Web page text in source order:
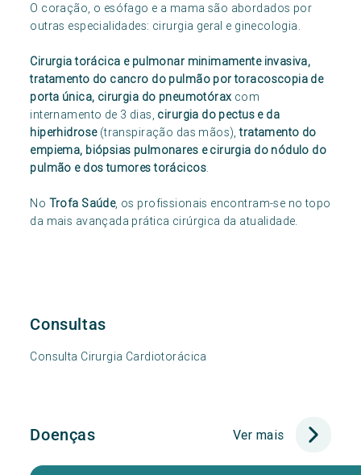
O coração, o esófago e a mama são abordados por
outras especialidades: cirurgia geral e ginecologia.
Cirurgia torácica e pulmonar minimamente invasiva,
tratamento do cancro do pulmão por toracoscopia de
porta única, cirurgia do pneumotórax com
internamento de 3 dias, cirurgia do pectus e da
hiperhidrose(transpiração das mãos),tratamento do
empiema, biópsias pulmonares e cirurgia do nódulo do
pulmão e dos tumores torácicos.
No Trofa Saúde, os profissionais encontram-se no topo
da mais avançada prática cirúrgica da atualidade.
Consultas
Consulta Cirurgia Cardiotorácica
Doenças Ver mais